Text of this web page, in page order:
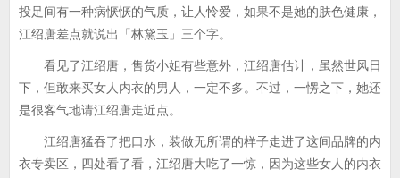
投足间有一种病恹恹的气质，让人怜爱，如果不是她的肤色健康，
江绍唐差点就说出「林黛玉」三个字。
看见了江绍唐，售货小姐有些意外，江绍唐估计，虽然世风日
下，但敢来买女人内衣的男人，一定不多。不过，一愣之下，她还
是很客气地请江绍唐走近点。
江绍唐猛吞了把口水，装做无所谓的样子走进了这间品牌的内
衣专卖区，四处看了看，江绍唐大吃了一惊，因为这些女人的内衣